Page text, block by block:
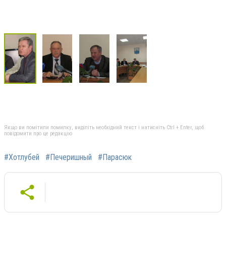
Якщо ви помітили помилку, виділіть необхідний текст і натисніть Ctrl + Enter, щоб
повідомити про це редакцію
#Хотлубей #Печеришный #Парасюк